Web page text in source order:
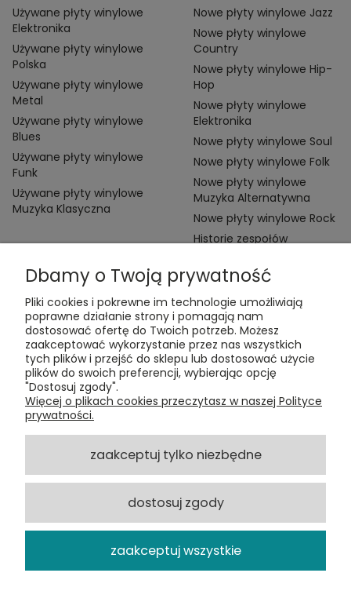
Używane płyty winylowe
Elektronika
Używane płyty winylowe
Polska
Używane płyty winylowe
Metal
Używane płyty winylowe
Blues
Używane płyty winylowe
Funk
Używane płyty winylowe
Muzyka Klasyczna
Nowe płyty winylowe Jazz
Nowe płyty winylowe
Country
Nowe płyty winylowe Hip-
Hop
Nowe płyty winylowe
Elektronika
Nowe płyty winylowe Soul
Nowe płyty winylowe Folk
Nowe płyty winylowe
Muzyka Alternatywna
Nowe płyty winylowe Rock
Historie zespołów
VINYL TAMKA
Kontakt:
t:+48 609 155 327
e:vinyltamka@gmail.com
ul. Chmielna 20, 00-020 Warszawa
Dbamy o Twoją prywatność
Pliki cookies i pokrewne im technologie umożliwiają
poprawne działanie strony i pomagają nam
dostosować ofertę do Twoich potrzeb. Możesz
zaakceptować wykorzystanie przez nas wszystkich
tych plików i przejść do sklepu lub dostosować użycie
plików do swoich preferencji, wybierając opcję
"Dostosuj zgody".
Więcej o plikach cookies przeczytasz w naszej Polityce
prywatności.
zaakceptuj tylko niezbędne
dostosuj zgody
zaakceptuj wszystkie